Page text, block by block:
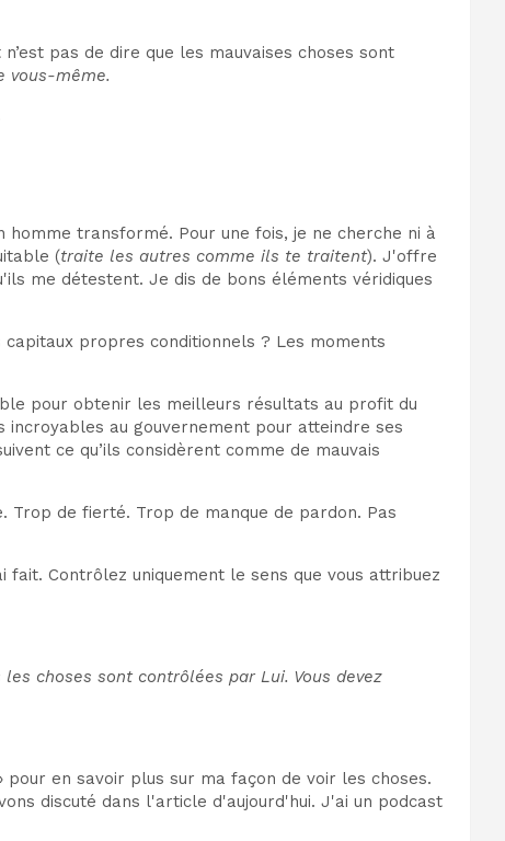
n’est pas de dire que les mauvaises choses sont
vous-même.
transformé. Pour une fois, je ne cherche ni à
(traite les autres comme ils te traitent). J'offre
me détestent. Je dis de bons éléments véridiques
propres conditionnels ? Les moments
pour obtenir les meilleurs résultats au profit du
au gouvernement pour atteindre ses
ce qu’ils considèrent comme de mauvais
Trop de fierté. Trop de manque de pardon. Pas
Contrôlez uniquement le sens que vous attribuez
choses sont contrôlées par Lui. Vous devez
pour en savoir plus sur ma façon de voir les choses.
discuté dans l'article d'aujourd'hui. J'ai un podcast